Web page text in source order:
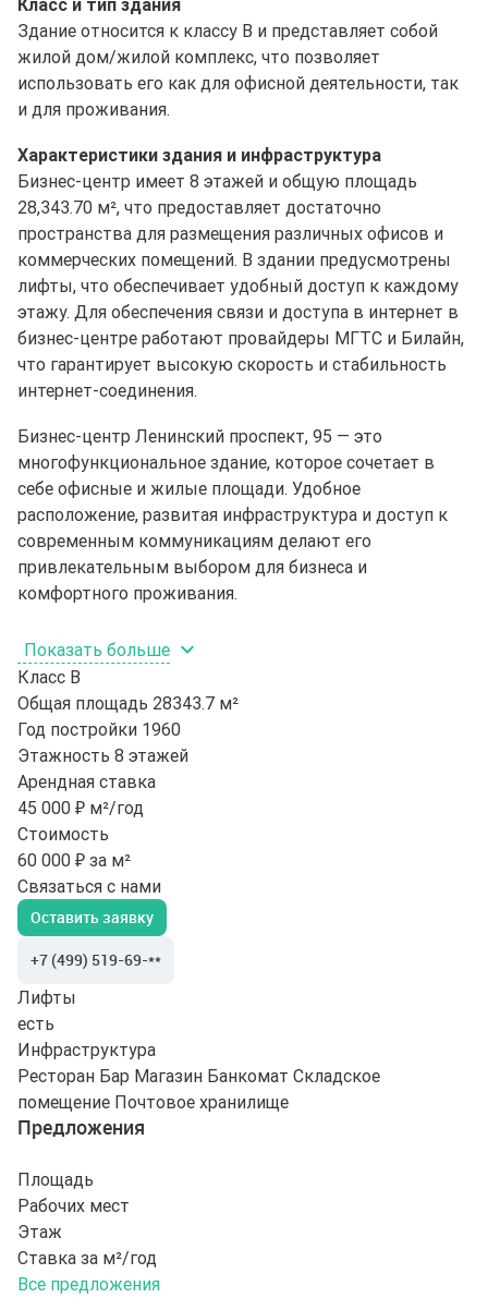
Класс и тип здания
Здание относится к классу B и представляет собой
жилой дом/жилой комплекс, что позволяет
использовать его как для офисной деятельности, так
и для проживания.
Характеристики здания и инфраструктура
Бизнес-центр имеет 8 этажей и общую площадь
28,343.70 м², что предоставляет достаточно
пространства для размещения различных офисов и
коммерческих помещений. В здании предусмотрены
лифты, что обеспечивает удобный доступ к каждому
этажу. Для обеспечения связи и доступа в интернет в
бизнес-центре работают провайдеры МГТС и Билайн,
что гарантирует высокую скорость и стабильность
интернет-соединения.
Бизнес-центр Ленинский проспект, 95 — это
многофункциональное здание, которое сочетает в
себе офисные и жилые площади. Удобное
расположение, развитая инфраструктура и доступ к
современным коммуникациям делают его
привлекательным выбором для бизнеса и
комфортного проживания.
Показать больше
Класс B
Общая площадь 28343.7 м²
Год постройки 1960
Этажность 8 этажей
Арендная ставка
45 000 ₽ м²/год
Стоимость
60 000 ₽ за м²
Связаться с нами
Оставить заявку
+7 (499) 519-69-**
Лифты
есть
Инфраструктура
Ресторан Бар Магазин Банкомат Складское
помещение Почтовое хранилище
Предложения
Площадь
Рабочих мест
Этаж
Ставка за м²/год
Все предложения